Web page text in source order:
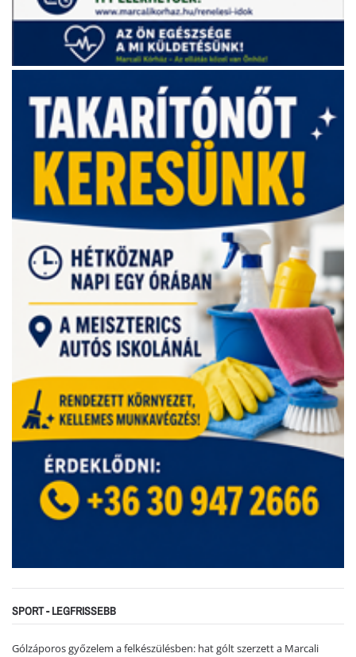
SPORT - LEGFRISSEBB
Gólzáporos győzelem a felkészülésben: hat gólt szerzett a Marcali